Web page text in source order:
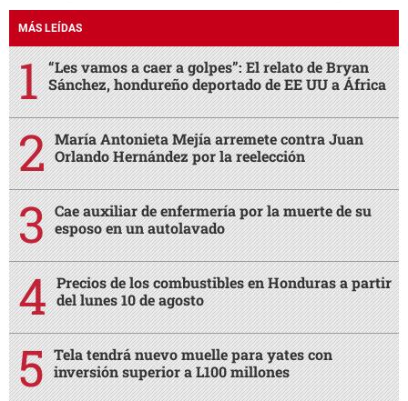
MÁS LEÍDAS
“Les vamos a caer a golpes”: El relato de Bryan
Sánchez, hondureño deportado de EE UU a África
María Antonieta Mejía arremete contra Juan
Orlando Hernández por la reelección
Cae auxiliar de enfermería por la muerte de su
esposo en un autolavado
Precios de los combustibles en Honduras a partir
del lunes 10 de agosto
Tela tendrá nuevo muelle para yates con
inversión superior a L100 millones